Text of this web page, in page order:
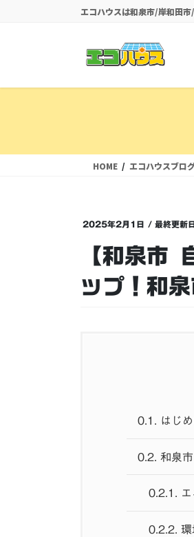
に
ョ
動
エコハウスは和泉市/岸和田
HOME エコハウスブロ
2025年2月1日 / 最終更新
【和泉市
ップ！和
0.1. はじ
0.2. 和泉
0.2.1.
0.2.2.